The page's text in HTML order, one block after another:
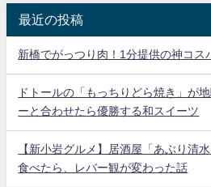
最近の投稿
新橋でがっつり肉！1分提供の神コス
ドトールの「もっちりどら焼き」が
ーと合わせたら優勝する和スイーツ
【新小岩グルメ】居酒屋「あぶり清
食べたら、レバー観が変わった話